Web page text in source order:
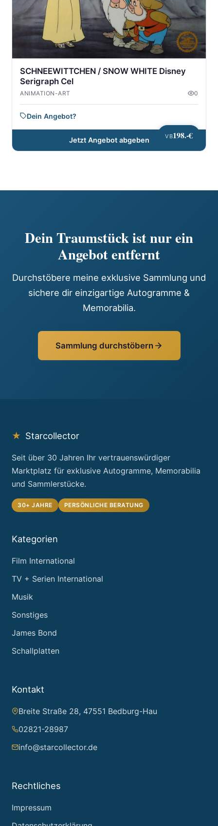
VB198.-€
SCHNEEWITTCHEN / SNOW WHITE Disney
Serigraph Cel
ANIMATION-ART 0
Dein Angebot?
Jetzt Angebot abgeben
Dein Traumstück ist nur ein
Angebot entfernt
Durchstöbere meine exklusive Sammlung und
sichere dir einzigartige Autogramme &
Memorabilia.
Sammlung durchstöbern
★ Starcollector
Seit über 30 Jahren Ihr vertrauenswürdiger
Marktplatz für exklusive Autogramme, Memorabilia
und Sammlerstücke.
30+ JAHRE PERSÖNLICHE BERATUNG
Kategorien
Film International
TV + Serien International
Musik
Sonstiges
James Bond
Schallplatten
Kontakt
Breite Straße 28, 47551 Bedburg-Hau
02821-28987
info@starcollector.de
Rechtliches
Impressum